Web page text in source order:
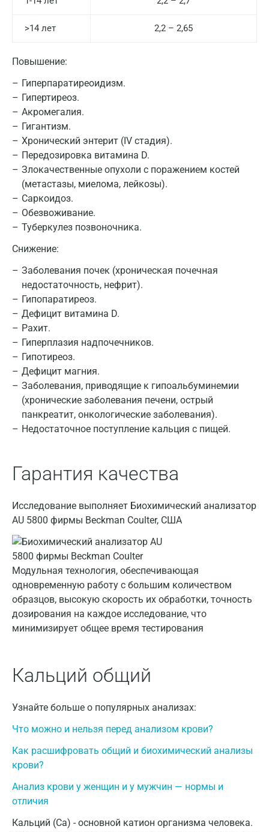
>14 лет 2,2 – 2,65
Повышение:
Гиперпаратиреоидизм.
Гипертиреоз.
Акромегалия.
Гигантизм.
Хронический энтерит (IV стадия).
Передозировка витамина D.
Злокачественные опухоли с поражением костей
(метастазы, миелома, лейкозы).
Саркоидоз.
Обезвоживание.
Туберкулез позвоночника.
Снижение:
Заболевания почек (хроническая почечная
недостаточность, нефрит).
Гипопаратиреоз.
Дефицит витамина D.
Рахит.
Гиперплазия надпочечников.
Гипотиреоз.
Дефицит магния.
Заболевания, приводящие к гипоальбуминемии
(хронические заболевания печени, острый
панкреатит, онкологические заболевания).
Недостаточное поступление кальция с пищей.
Гарантия качества
Исследование выполняет Биохимический анализатор
AU 5800 фирмы Beckman Coulter, США
Модульная технология, обеспечивающая
одновременную работу с большим количеством
образцов, высокую скорость их обработки, точность
дозирования на каждое исследование, что
минимизирует общее время тестирования
Кальций общий
Узнайте больше о популярных анализах:
Что можно и нельзя перед анализом крови?
Как расшифровать общий и биохимический анализы
крови?
Анализ крови у женщин и у мужчин — нормы и
отличия
Кальций (Ca) - основной катион организма человека.
Нижний Новгород
Казань
Альметьевск
Апрелевка
Армавир
Балашиха
Барнаул
Брянск
Великий Новгород
Видное
Владимир
Волгоград
Волжский
Вологда
Воронеж
Всеволожск
Геленджик
Голубое
Дзержинский
Дмитров
Долгопрудный
Домодедово
Жуковский
Ивантеевка
Ижевск